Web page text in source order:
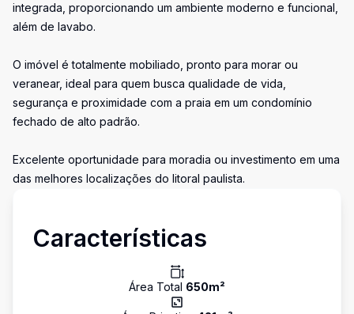
integrada, proporcionando um ambiente moderno e funcional,
além de lavabo.
O imóvel é totalmente mobiliado, pronto para morar ou
veranear, ideal para quem busca qualidade de vida,
segurança e proximidade com a praia em um condomínio
fechado de alto padrão.
Excelente oportunidade para moradia ou investimento em uma
das melhores localizações do litoral paulista.
Características
Área Total 650m²